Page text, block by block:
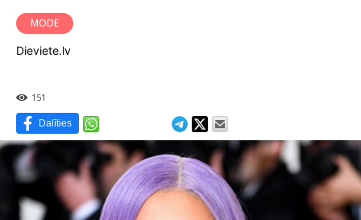
MODE
Dieviete.lv
151
Dalīties